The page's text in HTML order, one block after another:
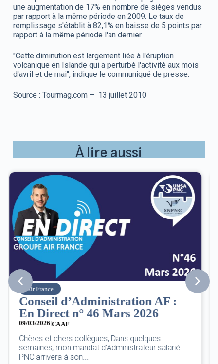
une augmentation de 17% en nombre de sièges vendus
par rapport à la même période en 2009. Le taux de
remplissage s'établit à 82,1% en baisse de 5 points par
rapport à la même période l'an dernier.
"Cette diminution est largement liée à l'éruption
volcanique en Islande qui a perturbé l'activité aux mois
d'avril et de mai", indique le communiqué de presse.
Source : Tourmag.com – 13 juillet 2010
À lire aussi
SNPNC
8 mars : journée internationale
des droits des femmes
07/03/2026
DANS L’AÉRIEN COMME AILLEURS, CE N’EST PAS
UNE FÊTE,C’EST UNE JOURNÉE DE LUTTE POUR
L’ÉGALITÉ...